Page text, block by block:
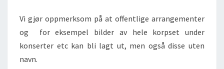
Vi gjør oppmerksom på at offentlige arrangementer
og for eksempel bilder av hele korpset under
konserter etc kan bli lagt ut, men også disse uten
navn.